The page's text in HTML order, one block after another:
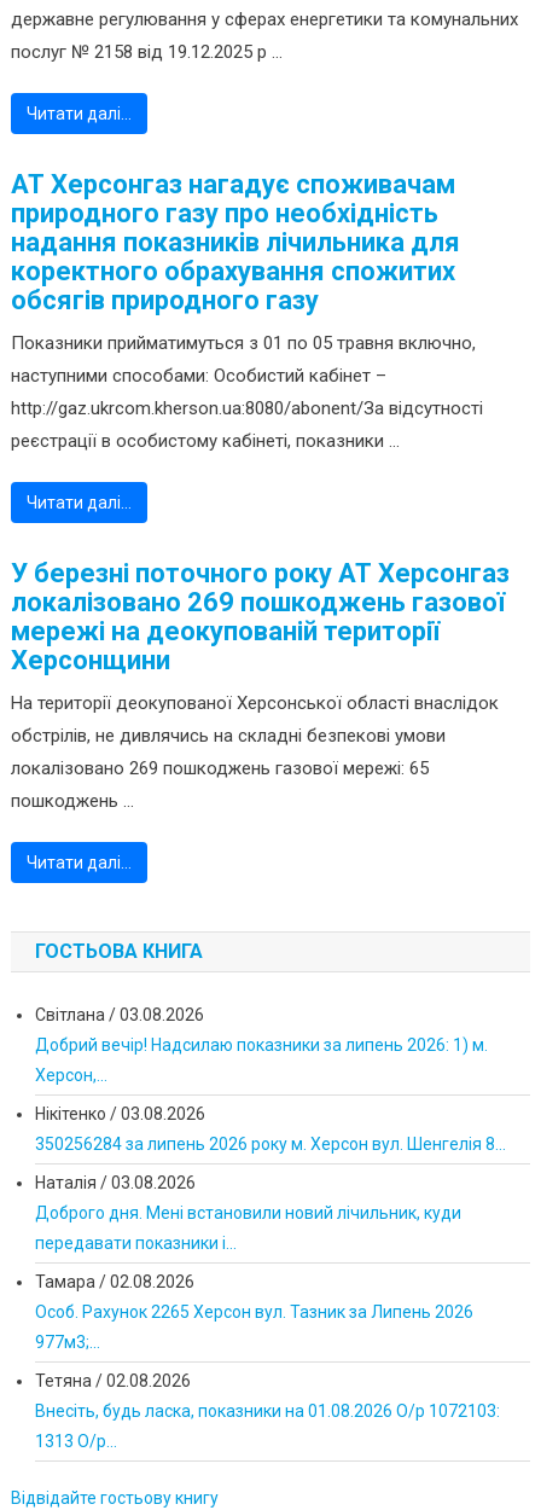
державне регулювання у сферах енергетики та комунальних
послуг № 2158 від 19.12.2025 р ...
Читати далі…
АТ Херсонгаз нагадує споживачам
природного газу про необхідність
надання показників лічильника для
коректного обрахування спожитих
обсягів природного газу
Показники прийматимуться з 01 по 05 травня включно,
наступними способами: Особистий кабінет –
http://gaz.ukrcom.kherson.ua:8080/abonent/За відсутності
реєстрації в особистому кабінеті, показники ...
Читати далі…
У березні поточного року АТ Херсонгаз
локалізовано 269 пошкоджень газової
мережі на деокупованій території
Херсонщини
На території деокупованої Херсонської області внаслідок
обстрілів, не дивлячись на складні безпекові умови
локалізовано 269 пошкоджень газової мережі: 65
пошкоджень ...
Читати далі…
ГОСТЬОВА КНИГА
Світлана/03.08.2026
Добрий вечір! Надсилаю показники за липень 2026: 1) м.
Херсон,...
Нікітенко /03.08.2026
350256284 за липень 2026 року м. Херсон вул. Шенгелія 8...
Наталія /03.08.2026
Доброго дня. Мені встановили новий лічильник, куди
передавати показники і...
Тамара/02.08.2026
Особ. Рахунок 2265 Херсон вул. Тазник за Липень 2026
977м3;...
Тетяна/02.08.2026
Внесіть, будь ласка, показники на 01.08.2026 О/р 1072103:
1313 О/р...
Відвідайте гостьову книгу